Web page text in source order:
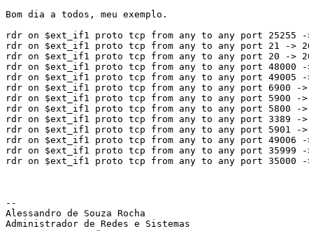
Bom dia a todos, meu exemplo.
rdr on $ext_if1 proto tcp from any to any port 25255 -
rdr on $ext_if1 proto tcp from any to any port 21 ->
rdr on $ext_if1 proto tcp from any to any port 20 ->
rdr on $ext_if1 proto tcp from any to any port 48000 -
rdr on $ext_if1 proto tcp from any to any port 49005 -
rdr on $ext_if1 proto tcp from any to any port 6900 ->
rdr on $ext_if1 proto tcp from any to any port 5900 ->
rdr on $ext_if1 proto tcp from any to any port 5800 ->
rdr on $ext_if1 proto tcp from any to any port 3389 ->
rdr on $ext_if1 proto tcp from any to any port 5901 ->
rdr on $ext_if1 proto tcp from any to any port 49006 -
rdr on $ext_if1 proto tcp from any to any port 35999 -
rdr on $ext_if1 proto tcp from any to any port 35000 -
--
Alessandro de Souza Rocha
Administrador de Redes e Sistemas